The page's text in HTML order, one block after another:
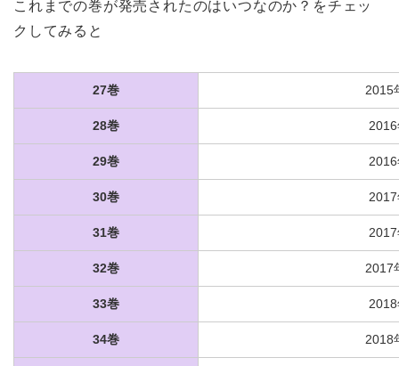
これまでの巻が発売されたのはいつなのか？をチェッ
クしてみると
27巻 2015
28巻
29巻
30巻
31巻
32巻 2017
33巻
34巻 2018